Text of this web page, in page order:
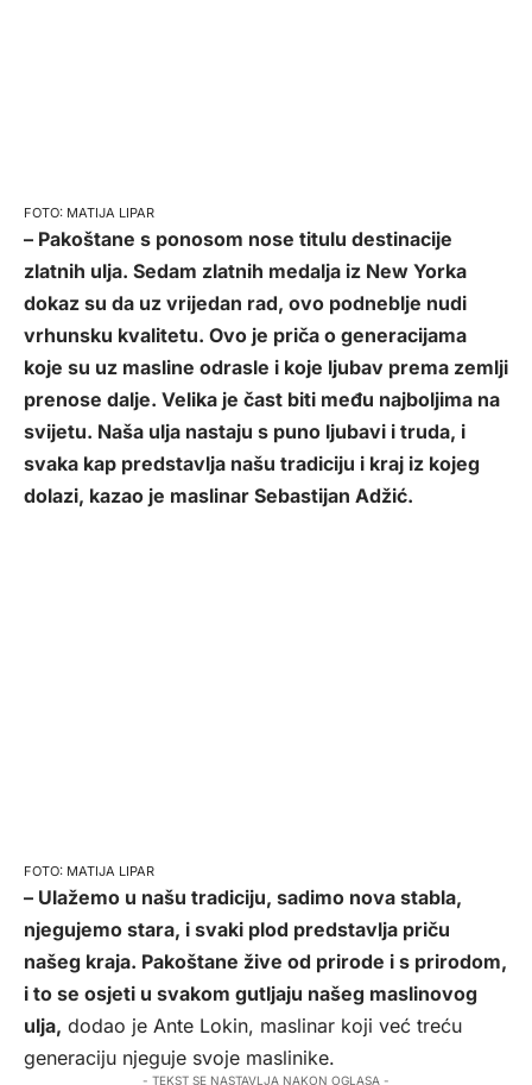
MATIJA LIPAR
– Pakoštane s ponosom nose titulu destinacije
zlatnih ulja. Sedam zlatnih medalja iz New Yorka
dokaz su da uz vrijedan rad, ovo podneblje nudi
vrhunsku kvalitetu. Ovo je priča o generacijama
koje su uz masline odrasle i koje ljubav prema zemlji
prenose dalje. Velika je čast biti među najboljima na
svijetu. Naša ulja nastaju s puno ljubavi i truda, i
svaka kap predstavlja našu tradiciju i kraj iz kojeg
dolazi, kazao je maslinar Sebastijan Adžić.
MATIJA LIPAR
– Ulažemo u našu tradiciju, sadimo nova stabla,
njegujemo stara, i svaki plod predstavlja priču
našeg kraja. Pakoštane žive od prirode i s prirodom,
i to se osjeti u svakom gutljaju našeg maslinovog
ulja, dodao je Ante Lokin, maslinar koji već treću
generaciju njeguje svoje maslinike.
- TEKST SE NASTAVLJA NAKON OGLASA -